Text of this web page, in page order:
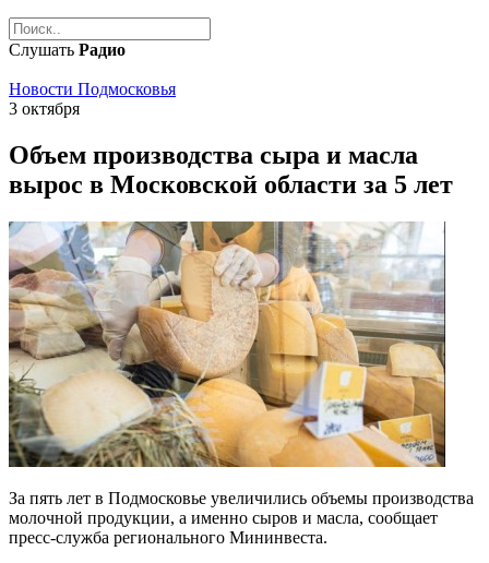
Слушать Радио
Новости Подмосковья
3 октября
Объем производства сыра и масла
вырос в Московской области за 5 лет
За пять лет в Подмосковье увеличились объемы производства
молочной продукции, а именно сыров и масла, сообщает
пресс-служба регионального Мининвеста.